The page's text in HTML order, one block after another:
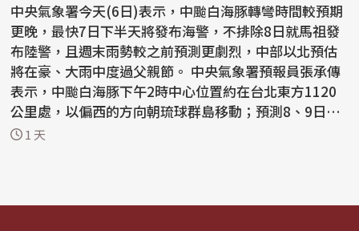
中央氣象署今天(6日)表示，中颱白海豚轉彎時間較預期
更晚，最快7日下半天將發布海警，不排除8日就馬祖發
布陸警，且週末雨勢較之前預測更劇烈，中部以北預估
將在豪、大雨中度過父親節。 中央氣象署預報員張承傳
表示，中颱白海豚下午2時中心位置約在台北東方1120
公里處，以偏西的方向朝琉球群島移動；預測8、9日會
通過台...
1 天